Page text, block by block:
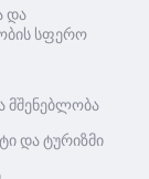
და
სფერო
მშენებლობა
და ტურიზმი